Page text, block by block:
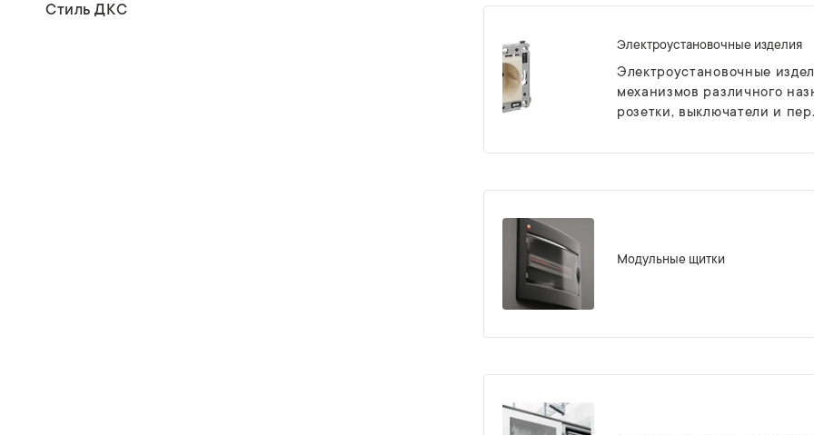
Стиль ДКС
Электроустановочные изделия
Электроустановочные
механизмов различного
розетки, выключатели и
Модульные щитки